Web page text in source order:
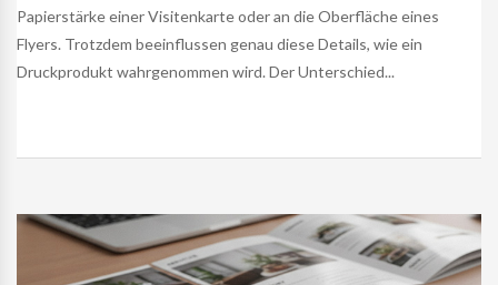
Papierstärke einer Visitenkarte oder an die Oberfläche eines
Flyers. Trotzdem beeinflussen genau diese Details, wie ein
Druckprodukt wahrgenommen wird. Der Unterschied...